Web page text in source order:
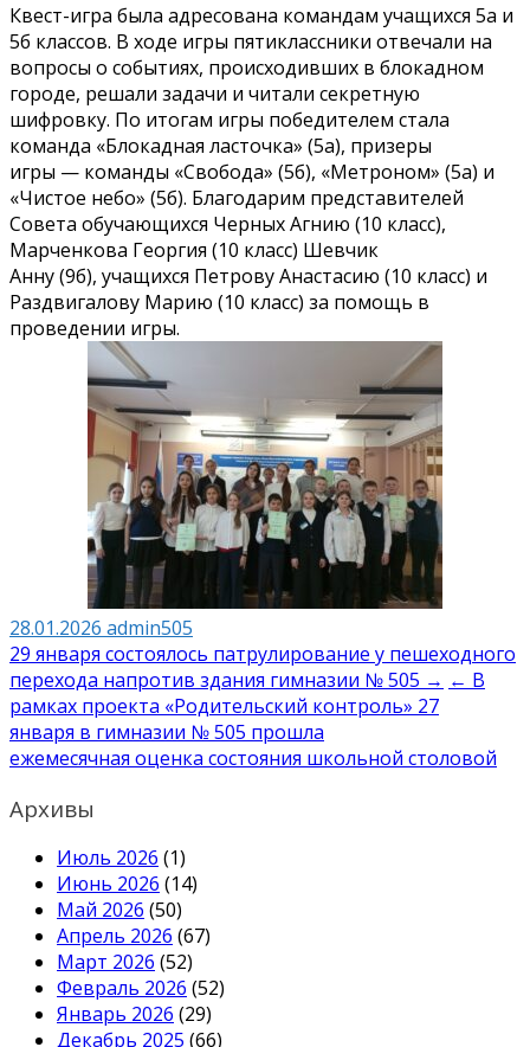
Квест-игра была адресована командам учащихся 5а и
5б классов. В ходе игры пятиклассники отвечали на
вопросы о событиях, происходивших в блокадном
городе, решали задачи и читали секретную
шифровку. По итогам игры победителем стала
команда «Блокадная ласточка» (5а), призеры
игры — команды «Свобода» (5б), «Метроном» (5а) и
«Чистое небо» (5б). Благодарим представителей
Совета обучающихся Черных Агнию (10 класс),
Марченкова Георгия (10 класс) Шевчик
Анну (9б), учащихся Петрову Анастасию (10 класс) и
Раздвигалову Марию (10 класс) за помощь в
проведении игры.
28.01.2026 admin505
Навигация
по
записям
29 января состоялось патрулирование у пешеходного
перехода напротив здания гимназии № 505 → ← В
рамках проекта «Родительский контроль» 27
января в гимназии № 505 прошла
ежемесячная оценка состояния школьной столовой
Архивы
Июль 2026 (1)
Июнь 2026 (14)
Май 2026 (50)
Апрель 2026 (67)
Март 2026 (52)
Февраль 2026 (52)
Январь 2026 (29)
Декабрь 2025 (66)